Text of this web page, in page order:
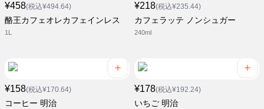
¥458(税込¥494.64)
酪王カフェオレカフェインレス
1L
¥218(税込¥235.44)
カフェラッテ ノンシュガー
240ml
¥158(税込¥170.64)
コーヒー 明治
¥178(税込¥192.24)
いちご 明治